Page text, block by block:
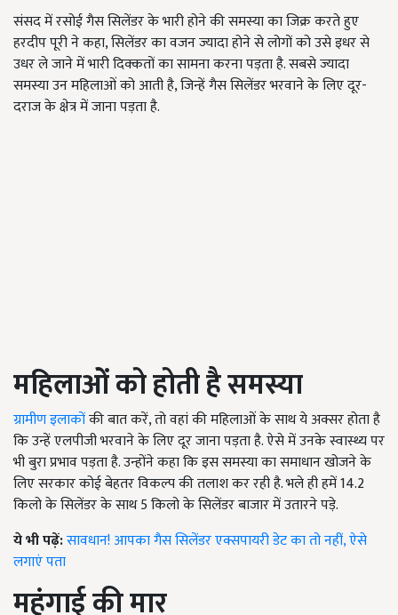
संसद में रसोई गैस सिलेंडर के भारी होने की समस्या का जिक्र करते हुए
हरदीप पूरी ने कहा, सिलेंडर का वजन ज्यादा होने से लोगों को उसे इधर से
उधर ले जाने में भारी दिक्कतों का सामना करना पड़ता है. सबसे ज्यादा
समस्या उन महिलाओं को आती है, जिन्हें गैस सिलेंडर भरवाने के लिए दूर-
दराज के क्षेत्र में जाना पड़ता है.
महिलाओं को होती है समस्या
ग्रामीण इलाकोंकी बात करें, तो वहां की महिलाओं के साथ ये अक्सर होता है
कि उन्हें एलपीजी भरवाने के लिए दूर जाना पड़ता है. ऐसे में उनके स्वास्थ्य पर
भी बुरा प्रभाव पड़ता है. उन्होंने कहा कि इस समस्या का समाधान खोजने के
लिए सरकार कोई बेहतर विकल्प की तलाश कर रही है. भले ही हमें 14.2
किलो के सिलेंडर के साथ 5 किलो के सिलेंडर बाजार में उतारने पड़े.
ये भी पढ़ें:सावधान! आपका गैस सिलेंडर एक्सपायरी डेट का तो नहीं, ऐसे
लगाएं पता
महंगाई की मार